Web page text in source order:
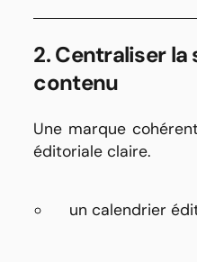
2. Centraliser
contenu
Une marque
éditoriale claire.
un calendrier